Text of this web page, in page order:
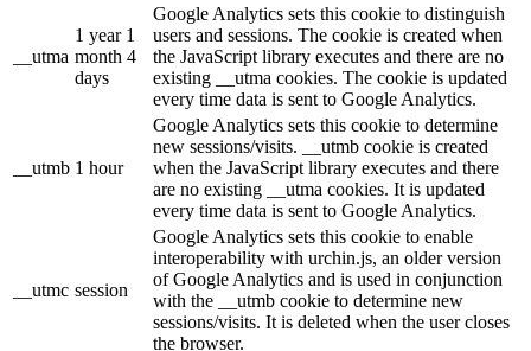
__utma
1 year 1
month 4
days
Google Analytics sets this cookie to distinguish
users and sessions. The cookie is created when
the JavaScript library executes and there are no
existing __utma cookies. The cookie is updated
every time data is sent to Google Analytics.
__utmb 1 hour
Google Analytics sets this cookie to determine
new sessions/visits. __utmb cookie is created
when the JavaScript library executes and there
are no existing __utma cookies. It is updated
every time data is sent to Google Analytics.
__utmc session
Google Analytics sets this cookie to enable
interoperability with urchin.js, an older version
of Google Analytics and is used in conjunction
with the __utmb cookie to determine new
sessions/visits. It is deleted when the user closes
the browser.